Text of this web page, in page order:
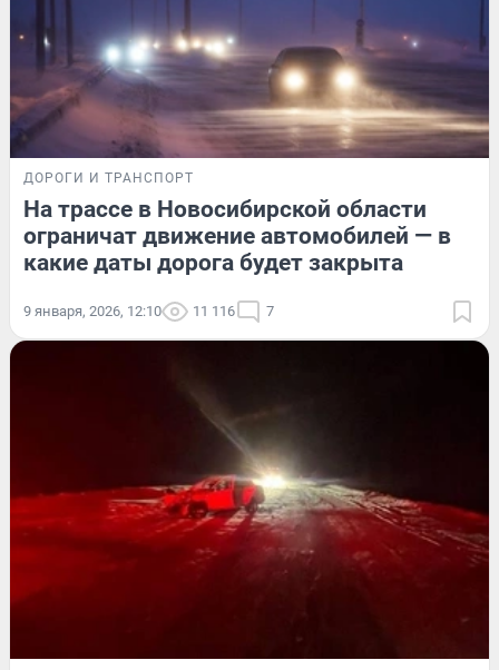
ДОРОГИ И ТРАНСПОРТ
На трассе в Новосибирской области
ограничат движение автомобилей — в
какие даты дорога будет закрыта
9 января, 2026, 12:10 11 116 7